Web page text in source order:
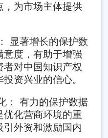
，为市场主体提供
显著增长的保护数
意度，有助于增强
者对中国知识产权
资兴业的信心。
： 有力的保护数据
优化营商环境的重
外资和激励国内